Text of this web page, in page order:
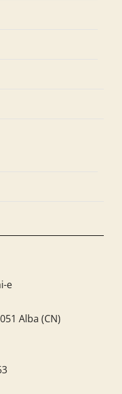
e
Alba (CN)